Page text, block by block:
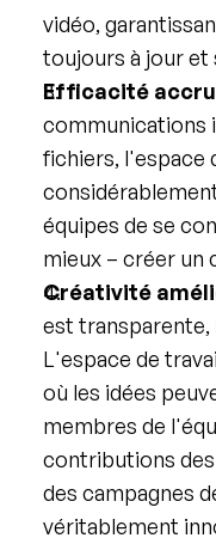
vidéo,
toujours à jour et
Efficacité
communications
fichiers, l'espace
équipes de se
mieux – créer un
Créativité
est
L'espace de
où les idées
membres de
contributions
des campagnes
véritablement